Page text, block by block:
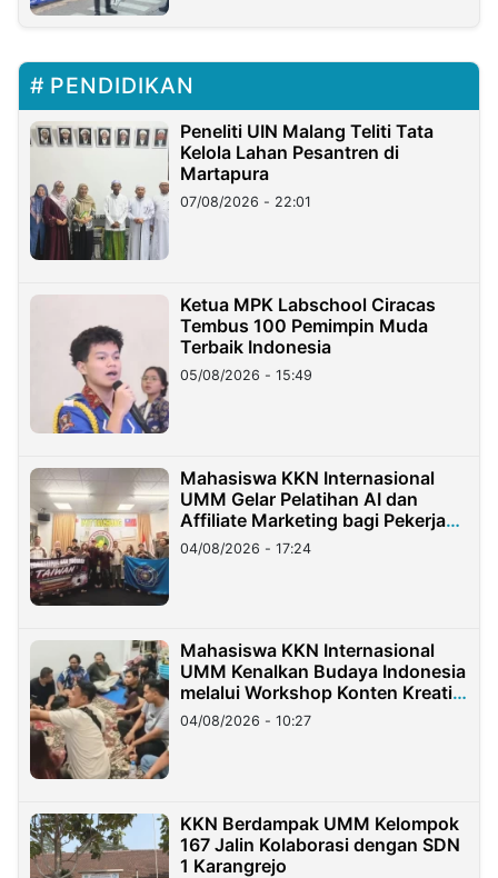
PENDIDIKAN
Peneliti UIN Malang Teliti Tata
Kelola Lahan Pesantren di
Martapura
07/08/2026 - 22:01
Ketua MPK Labschool Ciracas
Tembus 100 Pemimpin Muda
Terbaik Indonesia
05/08/2026 - 15:49
Mahasiswa KKN Internasional
UMM Gelar Pelatihan AI dan
Affiliate Marketing bagi Pekerja
Migran Indonesia di Taiwan
04/08/2026 - 17:24
Mahasiswa KKN Internasional
UMM Kenalkan Budaya Indonesia
melalui Workshop Konten Kreatif
di Taiwan
04/08/2026 - 10:27
KKN Berdampak UMM Kelompok
167 Jalin Kolaborasi dengan SDN
1 Karangrejo